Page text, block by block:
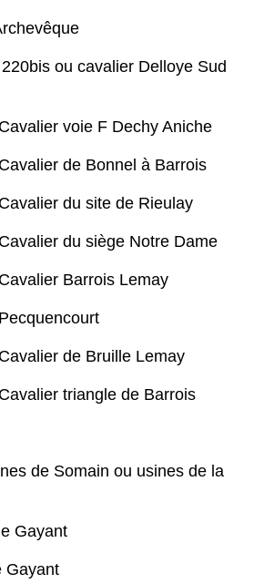
ou cavalier Delloye Sud
voie F Dechy Aniche
de Bonnel à Barrois
du site de Rieulay
du siège Notre Dame
Barrois Lemay
de Bruille Lemay
triangle de Barrois
de Somain ou usines de la
Gayant
Gayant